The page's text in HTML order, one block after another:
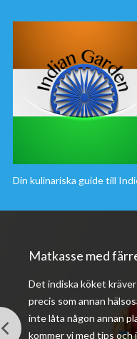
Din kulinariska guide till
Matkasse med
Det indiska köket
precis som annan
inte låta någon annan
kommer vi med tips och